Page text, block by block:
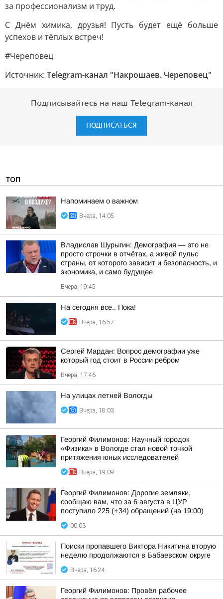
за профессионализм и труд.
С Днём химика, друзья! Пусть будет ещё больше
успехов и тёплых встреч!
#Череповец
Источник: Telegram-канал "Накрошаев. Череповец"
Подписывайтесь на наш Telegram-канал
ПОДПИСАТЬСЯ
ТОП
Напоминаем о важном
Вчера, 14:05
Владислав Шурыгин: Демография — это не
просто строчки в отчётах, а живой пульс
страны, от которого зависит и безопасность, и
экономика, и само будущее
Вчера, 19:45
На сегодня все.. Пока!
Вчера, 16:57
Сергей Мардан: Вопрос демографии уже
который год стоит в России ребром
Вчера, 17:46
На улицах летней Вологды
Вчера, 18:03
Георгий Филимонов: Научный городок
«Физика» в Вологде стал новой точкой
притяжения юных исследователей
Вчера, 19:09
Георгий Филимонов: Дорогие земляки,
сообщаю вам, что за 6 августа в ЦУР
поступило 225 (+34) обращений (на 19:00)
00:03
Поиски пропавшего Виктора Никитина вторую
неделю продолжаются в Бабаевском округе
Вчера, 16:24
Георгий Филимонов: Провёл рабочее